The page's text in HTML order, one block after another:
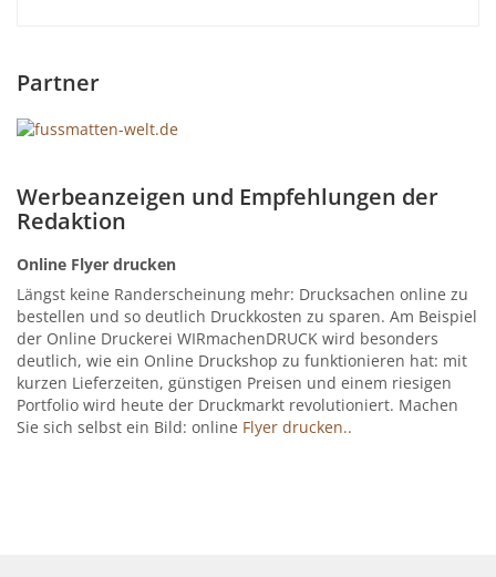
Partner
Werbeanzeigen und Empfehlungen der
Redaktion
Online Flyer drucken
Längst keine Randerscheinung mehr: Drucksachen online zu
bestellen und so deutlich Druckkosten zu sparen. Am Beispiel
der Online Druckerei WIRmachenDRUCK wird besonders
deutlich, wie ein Online Druckshop zu funktionieren hat: mit
kurzen Lieferzeiten, günstigen Preisen und einem riesigen
Portfolio wird heute der Druckmarkt revolutioniert. Machen
Sie sich selbst ein Bild: online Flyer drucken..